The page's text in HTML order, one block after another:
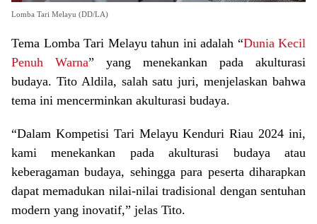
Lomba Tari Melayu (DD/LA)
Tema Lomba Tari Melayu tahun ini adalah “Dunia Kecil
Penuh Warna” yang menekankan pada akulturasi
budaya. Tito Aldila, salah satu juri, menjelaskan bahwa
tema ini mencerminkan akulturasi budaya.
“Dalam Kompetisi Tari Melayu Kenduri Riau 2024 ini,
kami menekankan pada akulturasi budaya atau
keberagaman budaya, sehingga para peserta diharapkan
dapat memadukan nilai-nilai tradisional dengan sentuhan
modern yang inovatif,” jelas Tito.